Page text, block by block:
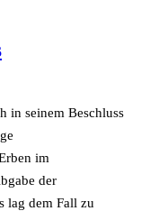
in seinem Beschluss
im
der
lag dem Fall zu